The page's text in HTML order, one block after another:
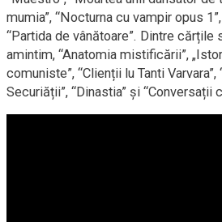
mumia”, “Nocturna cu vampir opus
“Partida de vânătoare”. Dintre cărțile
amintim, “Anatomia mistificării”,
comuniste”, “Clienții lu Tanti
Securiății”, “Dinastia” și “Conversații